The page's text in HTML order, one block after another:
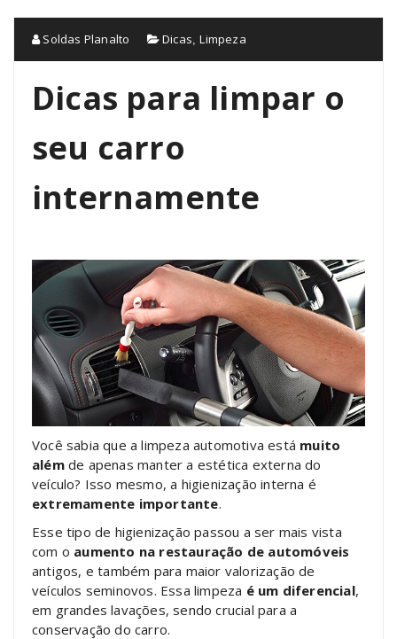
Soldas Planalto Dicas,Limpeza
Dicas para limpar o
seu carro
internamente
Você sabia que a limpeza automotiva está muito
alémde apenas manter a estética externa do
veículo? Isso mesmo, a higienização interna é
extremamente importante.
Esse tipo de higienização passou a ser mais vista
com o aumento na restauração de automóveis
antigos, e também para maior valorização de
veículos seminovos. Essa limpeza é um diferencial,
em grandes lavações, sendo crucial para a
conservação do carro.